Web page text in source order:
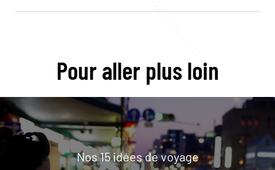
Pour aller plus loin
Nos 15 idées de voyage